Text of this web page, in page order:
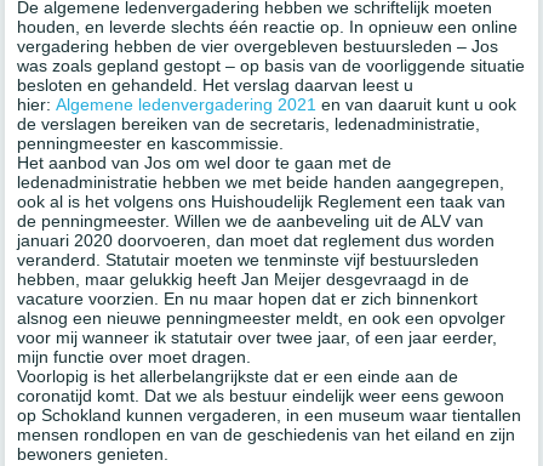
De algemene ledenvergadering hebben we schriftelijk moeten
houden, en leverde slechts één reactie op. In opnieuw een online
vergadering hebben de vier overgebleven bestuursleden – Jos
was zoals gepland gestopt – op basis van de voorliggende situatie
besloten en gehandeld. Het verslag daarvan leest u
hier:Algemene ledenvergadering 2021 en van daaruit kunt u ook
de verslagen bereiken van de secretaris, ledenadministratie,
penningmeester en kascommissie.
Het aanbod van Jos om wel door te gaan met de
ledenadministratie hebben we met beide handen aangegrepen,
ook al is het volgens ons Huishoudelijk Reglement een taak van
de penningmeester. Willen we de aanbeveling uit de ALV van
januari 2020 doorvoeren, dan moet dat reglement dus worden
veranderd. Statutair moeten we tenminste vijf bestuursleden
hebben, maar gelukkig heeft Jan Meijer desgevraagd in de
vacature voorzien. En nu maar hopen dat er zich binnenkort
alsnog een nieuwe penningmeester meldt, en ook een opvolger
voor mij wanneer ik statutair over twee jaar, of een jaar eerder,
mijn functie over moet dragen.
Voorlopig is het allerbelangrijkste dat er een einde aan de
coronatijd komt. Dat we als bestuur eindelijk weer eens gewoon
op Schokland kunnen vergaderen, in een museum waar tientallen
mensen rondlopen en van de geschiedenis van het eiland en zijn
bewoners genieten.